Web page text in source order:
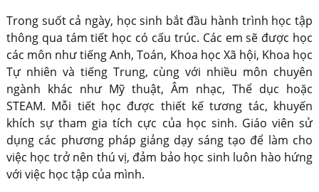
Trong suốt cả ngày, học sinh bắt đầu hành trình học tập
thông qua tám tiết học có cấu trúc. Các em sẽ được học
các môn như tiếng Anh, Toán, Khoa học Xã hội, Khoa học
Tự nhiên và tiếng Trung, cùng với nhiều môn chuyên
ngành khác như Mỹ thuật, Âm nhạc, Thể dục hoặc
STEAM. Mỗi tiết học được thiết kế tương tác, khuyến
khích sự tham gia tích cực của học sinh. Giáo viên sử
dụng các phương pháp giảng dạy sáng tạo để làm cho
việc học trở nên thú vị, đảm bảo học sinh luôn hào hứng
với việc học tập của mình.